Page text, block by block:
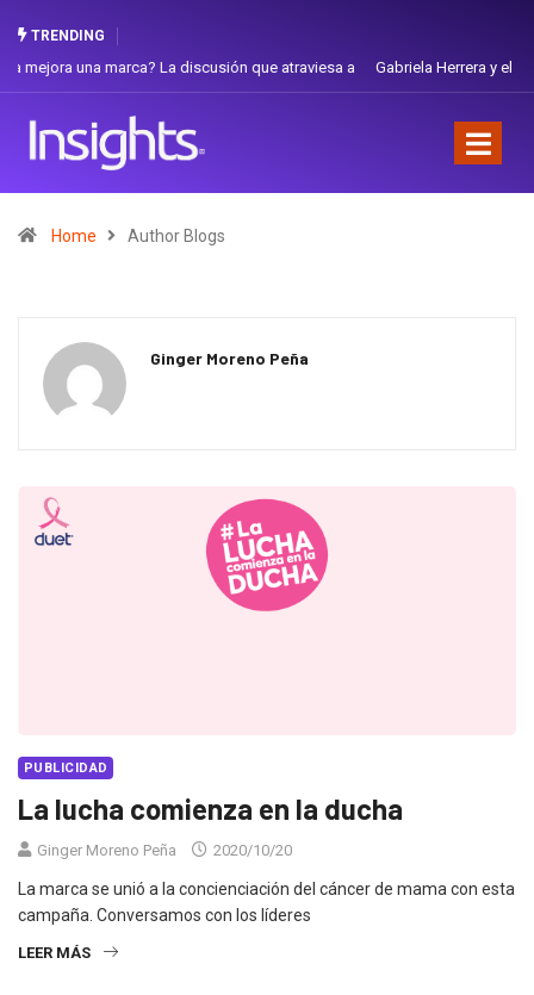
TRENDING
Gabriela Herrera y el arte de cambiarse el sombrero en Corporación
Home Author Blogs
Ginger Moreno Peña
PUBLICIDAD
La lucha comienza en la ducha
Ginger Moreno Peña 2020/10/20
La marca se unió a la concienciación del cáncer de mama con esta
campaña. Conversamos con los líderes
LEER MÁS